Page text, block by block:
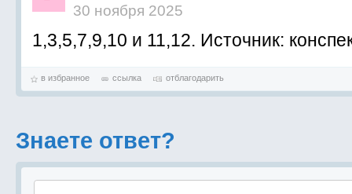
30 ноября 2025
1,3,5,7,9,10 и 11,12. Источник:
в избранное ссылка отблагодарить
Знаете ответ?